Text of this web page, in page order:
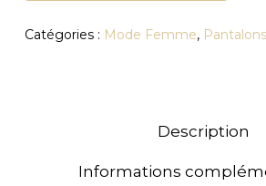
Catégories : Mode Femme,
Description
Informations